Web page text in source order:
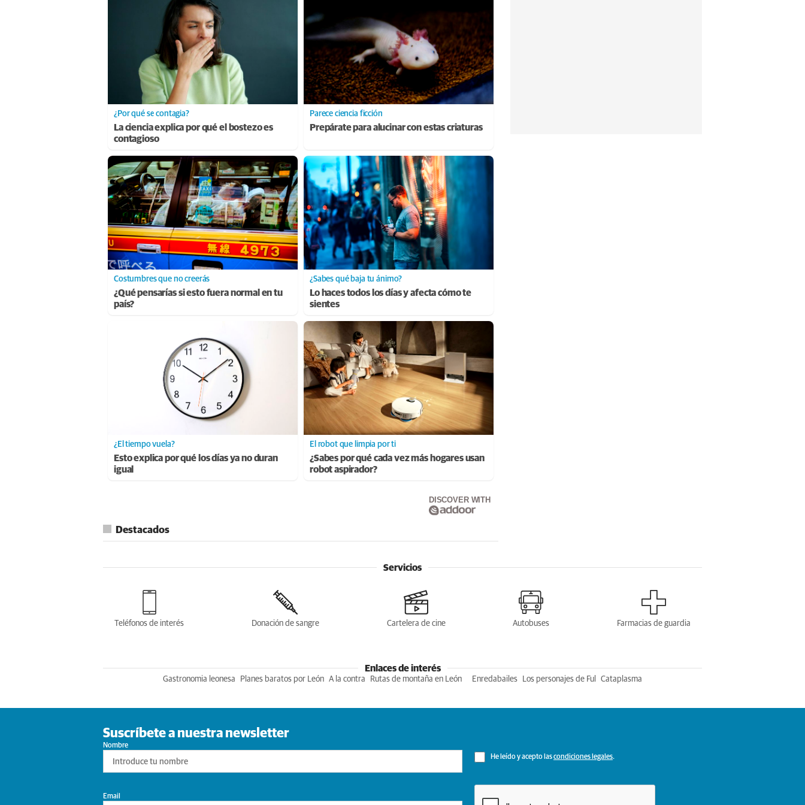
¿Por qué se contagia?
La ciencia explica por qué el bostezo es
contagioso
Parece ciencia ficción
Prepárate para alucinar con estas criaturas
Costumbres que no creerás
¿Qué pensarías si esto fuera normal en tu
país?
¿Sabes qué baja tu ánimo?
Lo haces todos los días y afecta cómo te
sientes
¿El tiempo vuela?
Esto explica por qué los días ya no duran
igual
El robot que limpia por ti
¿Sabes por qué cada vez más hogares usan
robot aspirador?
DISCOVER WITH
Destacados
Servicios
Teléfonos de interés Donación de sangre Cartelera de cine Autobuses Farmacias de guardia
Enlaces de interés
Gastronomia leonesa Planes baratos por León A la contra Rutas de montaña en León Enredabailes Los personajes de Ful Cataplasma
Suscríbete a nuestra newsletter
Nombre
He leído y acepto lascondiciones legales.
Email